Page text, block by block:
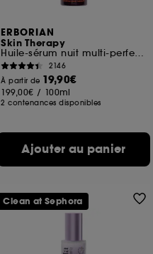
ERBORIAN
Skin Therapy
Huile-sérum nuit multi-perfectrice
2146
À partir de 19,90€
199,00€ / 100ml
2 contenances disponibles
Ajouter au panier
Clean at Sephora